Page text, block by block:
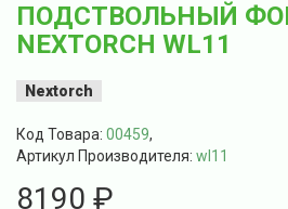
ПОДСТВОЛЬНЫЙ
NEXTORCH WL11
Nextorch
Код Товара: 00459,
Артикул Производителя: wl11
8190 ₽